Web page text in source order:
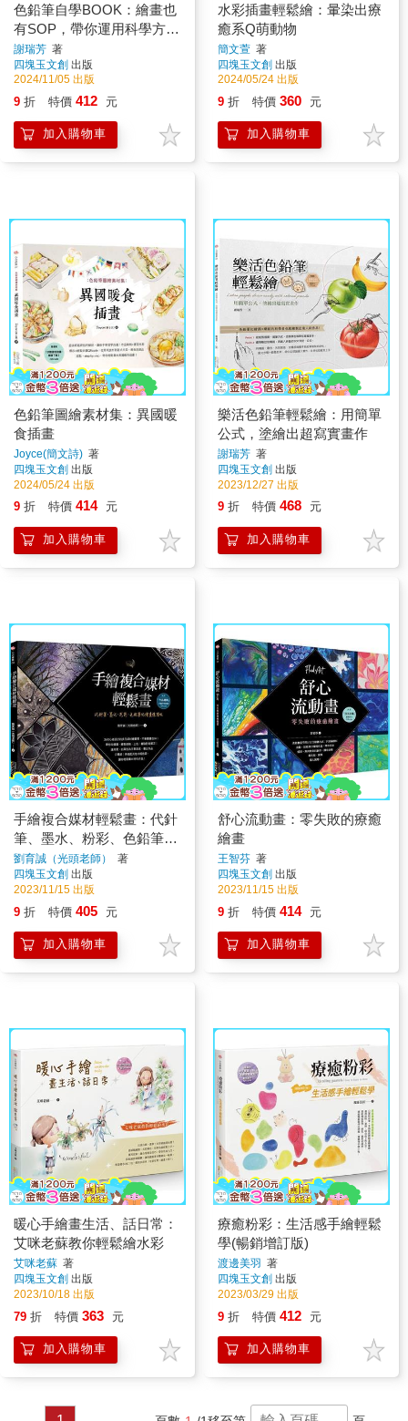
色鉛筆自學BOOK：繪畫也
有SOP，帶你運用科學方法
畫出寫實作品
謝瑞芳 著
四塊玉文創 出版
2024/11/05 出版
9 折 特價 412 元
加入購物車
水彩插畫輕鬆繪：暈染出療
癒系Q萌動物
簡文萱 著
四塊玉文創 出版
2024/05/24 出版
9 折 特價 360 元
加入購物車
色鉛筆圖繪素材集：異國暖
食插畫
Joyce(簡文詩) 著
四塊玉文創 出版
2024/05/24 出版
9 折 特價 414 元
加入購物車
樂活色鉛筆輕鬆繪：用簡單
公式，塗繪出超寫實畫作
謝瑞芳 著
四塊玉文創 出版
2023/12/27 出版
9 折 特價 468 元
加入購物車
手繪複合媒材輕鬆畫：代針
筆、墨水、粉彩、色鉛筆的
繪畫練習帖
劉育誠（光頭老師）
著
四塊玉文創 出版
2023/11/15 出版
9 折 特價 405 元
加入購物車
舒心流動畫：零失敗的療癒
繪畫
王智芬 著
四塊玉文創 出版
2023/11/15 出版
9 折 特價 414 元
加入購物車
暖心手繪畫生活、話日常：
艾咪老蘇教你輕鬆繪水彩
艾咪老蘇 著
四塊玉文創 出版
2023/10/18 出版
79 折 特價 363 元
加入購物車
療癒粉彩：生活感手繪輕鬆
學(暢銷增訂版)
渡邊美羽 著
四塊玉文創 出版
2023/03/29 出版
9 折 特價 412 元
加入購物車